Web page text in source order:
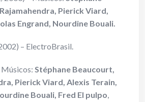
Rajamahendra, Pierick Viard,
Engrand, Nourdine Bouali.
– ElectroBrasil.
Stéphane Beaucourt,
Pierick Viard, Alexis Terain,
Bouali, Fred El pulpo,